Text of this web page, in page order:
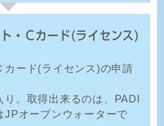
・Ｃカード(ライセンス)
カード(ライセンス)の申請
。取得出来るのは、PADI
JPオープンウォーターで